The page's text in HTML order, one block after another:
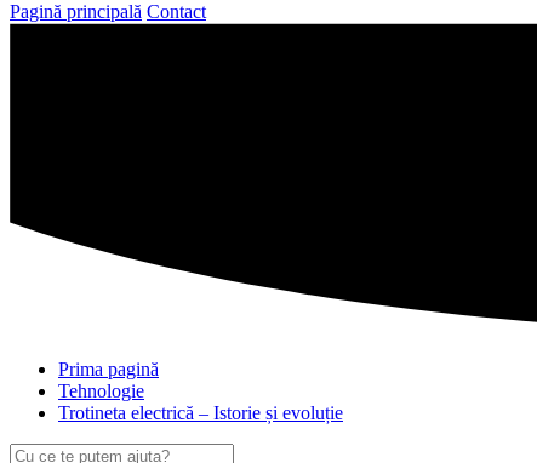
Pagină principală Contact
Prima pagină
Tehnologie
Trotineta electrică – Istorie și evoluție
Caută